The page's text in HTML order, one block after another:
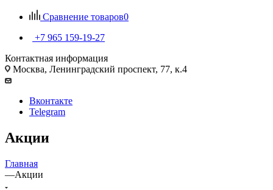
Сравнение товаров0
+7 965 159-19-27
Контактная информация
Москва, Ленинградский проспект, 77, к.4
Вконтакте
Telegram
Акции
Главная
—Акции